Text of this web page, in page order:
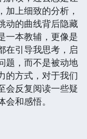
上细致的分析，
动的曲线背后隐藏
一本教辅，更像是
在引导我思考，启
题，而不是被动地
的方式，对于我们
会反复阅读一些疑
和感悟。